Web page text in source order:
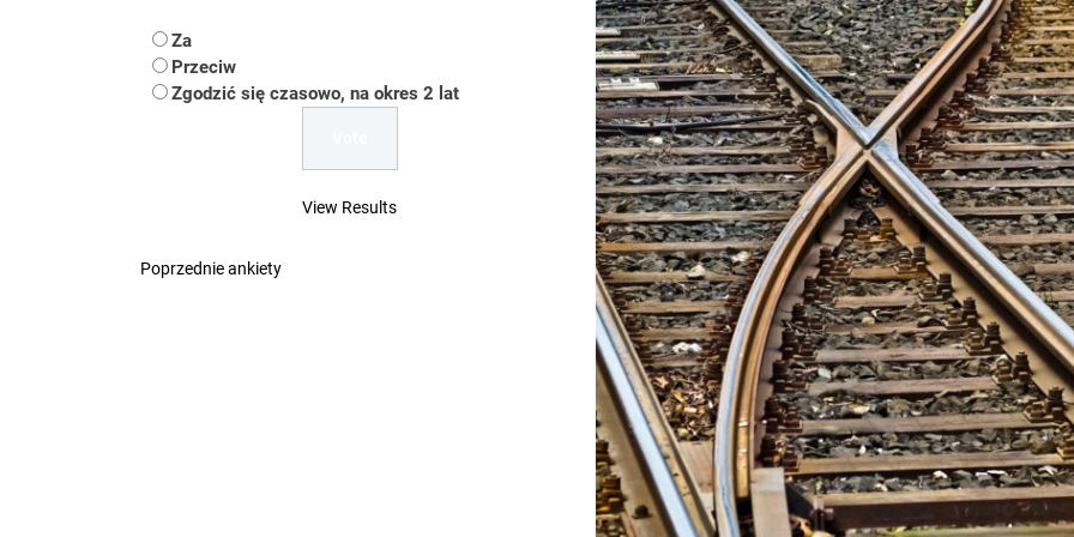
Uwaga Dębieńsko – woda nieprzydatna do spożycia!!!
Ilu mieszkańców ma Rybnik?
Dość komentowania kolejnych afer w ochronie zdrowia — czas zacząć mówić o
Za
Przeciw
Zgodzić się czasowo, na okres 2 lat
View Results
Poprzednie ankiety